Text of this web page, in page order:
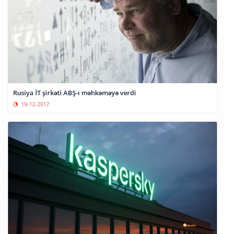
Rusiya İT şirkəti ABŞ-ı məhkəməyə verdi
19-12-2017